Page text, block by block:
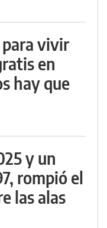
vivir
en
hay que
y un
rompió el
las alas